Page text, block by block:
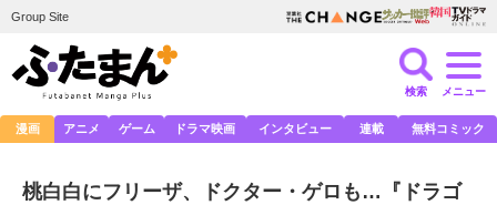
Group Site
検索 メニュー
漫画 アニメ ゲーム ドラマ映画 インタビュー 連載 無料コミック
桃白白にフリーザ、ドクター・ゲロも…『ドラゴ